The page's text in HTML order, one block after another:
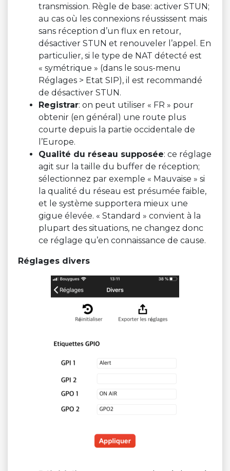
transmission. Règle de base: activer STUN;
au cas où les connexions réussissent mais
sans réception d’un flux en retour,
désactiver STUN et renouveler l’appel. En
particulier, si le type de NAT détecté est
« symétrique » (dans le sous-menu
Réglages > Etat SIP), il est recommandé
de désactiver STUN.
Registrar: on peut utiliser « FR » pour
obtenir (en général) une route plus
courte depuis la partie occidentale de
l’Europe.
Qualité du réseau supposée: ce réglage
agit sur la taille du buffer de réception;
sélectionnez par exemple « Mauvaise » si
la qualité du réseau est présumée faible,
et le système supportera mieux une
gigue élevée. « Standard » convient à la
plupart des situations, ne changez donc
ce réglage qu’en connaissance de cause.
Réglages divers